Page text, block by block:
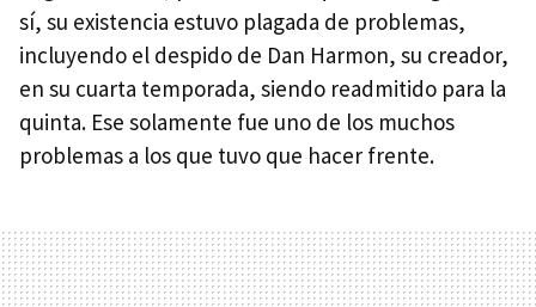
sí, su existencia estuvo plagada de problemas,
incluyendo el despido de Dan Harmon, su creador,
en su cuarta temporada, siendo readmitido para la
quinta. Ese solamente fue uno de los muchos
problemas a los que tuvo que hacer frente.